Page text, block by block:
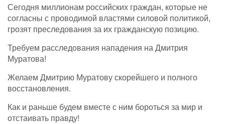
Сегодня миллионам российских граждан, которые не
согласны с проводимой властями силовой политикой,
грозят преследования за их гражданскую позицию.
Требуем расследования нападения на Дмитрия
Муратова!
Желаем Дмитрию Муратову скорейшего и полного
восстановления.
Как и раньше будем вместе с ним бороться за мир и
отстаивать правду!